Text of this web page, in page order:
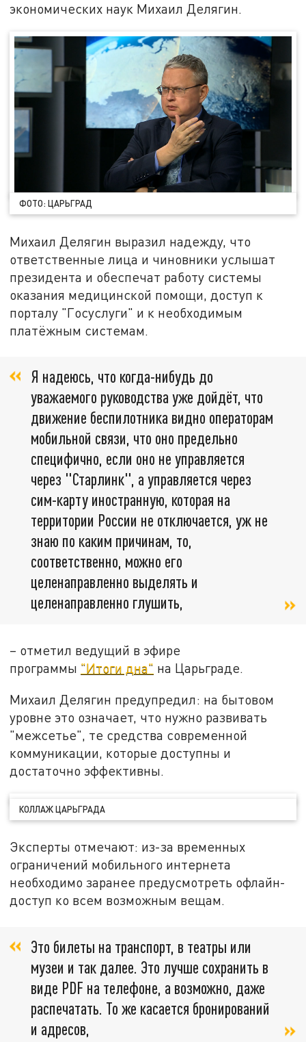
экономических наук Михаил Делягин.
ФОТО: ЦАРЬГРАД
Михаил Делягин выразил надежду, что
ответственные лица и чиновники услышат
президента и обеспечат работу системы
оказания медицинской помощи, доступ к
порталу "Госуслуги" и к необходимым
платёжным системам.
Я надеюсь, что когда-нибудь до
уважаемого руководства уже дойдёт, что
движение беспилотника видно операторам
мобильной связи, что оно предельно
специфично, если оно не управляется
через "Старлинк", а управляется через
сим-карту иностранную, которая на
территории России не отключается, уж не
знаю по каким причинам, то,
соответственно, можно его
целенаправленно выделять и
целенаправленно глушить,
– отметил ведущий в эфире
программы "Итоги дна" на Царьграде.
Михаил Делягин предупредил: на бытовом
уровне это означает, что нужно развивать
"межсетье", те средства современной
коммуникации, которые доступны и
достаточно эффективны.
КОЛЛАЖ ЦАРЬГРАДА
Эксперты отмечают: из-за временных
ограничений мобильного интернета
необходимо заранее предусмотреть офлайн-
доступ ко всем возможным вещам.
Это билеты на транспорт, в театры или
музеи и так далее. Это лучше сохранить в
виде PDF на телефоне, а возможно, даже
распечатать. То же касается бронирований
и адресов,